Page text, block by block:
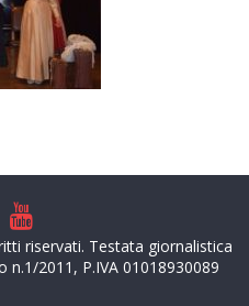
riservati. Testata giornalistica
2011, P.IVA 01018930089